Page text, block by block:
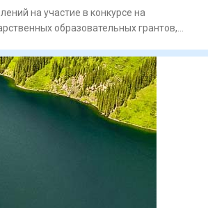
на участие в конкурсе на
образовательных грантов,